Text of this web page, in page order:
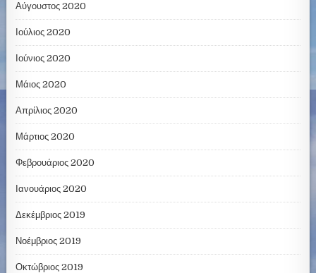
Αύγουστος 2020
Ιούλιος 2020
Ιούνιος 2020
Μάιος 2020
Απρίλιος 2020
Μάρτιος 2020
Φεβρουάριος 2020
Ιανουάριος 2020
Δεκέμβριος 2019
Νοέμβριος 2019
Οκτώβριος 2019